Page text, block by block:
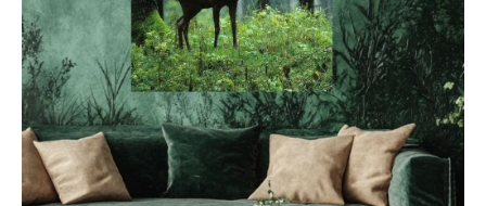
28,99€